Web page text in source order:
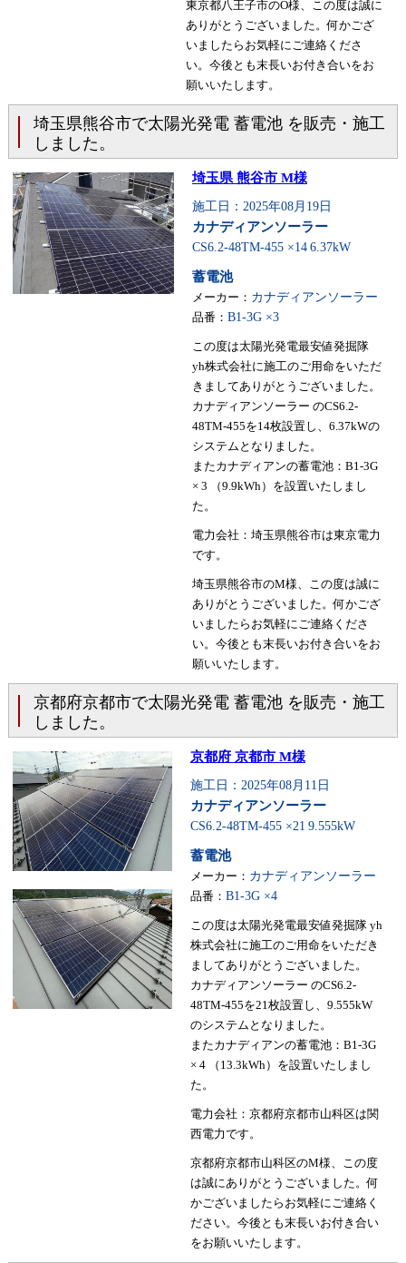
東京都八王子市のO様、この度は誠に
ありがとうございました。何かござ
いましたらお気軽にご連絡くださ
い。今後とも末長いお付き合いをお
願いいたします。
埼玉県熊谷市で太陽光発電 蓄電池 を販売・施工
しました。
埼玉県 熊谷市 M様
施工日：2025年08月19日
カナディアンソーラー
CS6.2-48TM-455 ×14 6.37kW
蓄電池
メーカー： カナディアンソーラー
品番： B1-3G ×3
この度は太陽光発電最安値発掘隊
yh株式会社に施工のご用命をいただ
きましてありがとうございました。
カナディアンソーラー のCS6.2-
48TM-455を14枚設置し、6.37kWの
システムとなりました。
またカナディアンの蓄電池：B1-3G
× 3 （9.9kWh）を設置いたしまし
た。
電力会社：埼玉県熊谷市は東京電力
です。
埼玉県熊谷市のM様、この度は誠に
ありがとうございました。何かござ
いましたらお気軽にご連絡くださ
い。今後とも末長いお付き合いをお
願いいたします。
京都府京都市で太陽光発電 蓄電池 を販売・施工
しました。
京都府 京都市 M様
施工日：2025年08月11日
カナディアンソーラー
CS6.2-48TM-455 ×21 9.555kW
蓄電池
メーカー： カナディアンソーラー
品番： B1-3G ×4
この度は太陽光発電最安値発掘隊 yh
株式会社に施工のご用命をいただき
ましてありがとうございました。
カナディアンソーラー のCS6.2-
48TM-455を21枚設置し、9.555kW
のシステムとなりました。
またカナディアンの蓄電池：B1-3G
× 4 （13.3kWh）を設置いたしまし
た。
電力会社：京都府京都市山科区は関
西電力です。
京都府京都市山科区のM様、この度
は誠にありがとうございました。何
かございましたらお気軽にご連絡く
ださい。今後とも末長いお付き合い
をお願いいたします。